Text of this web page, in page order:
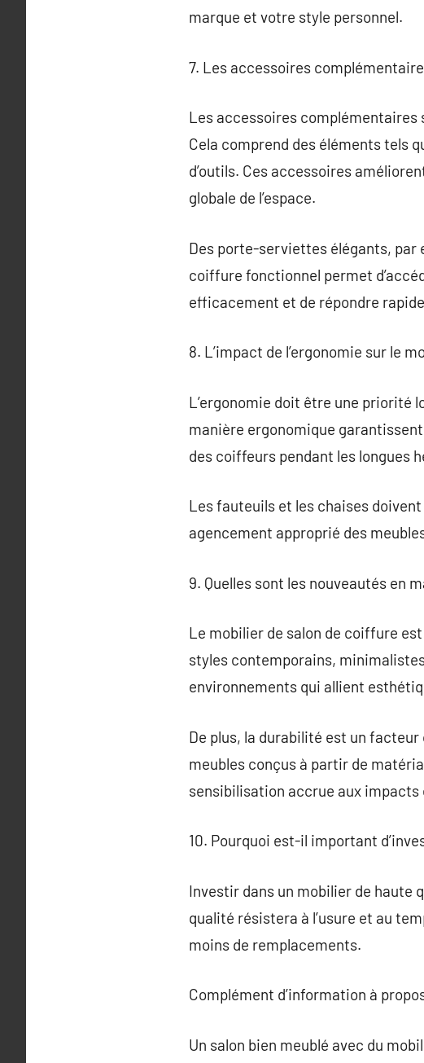
marque et votre style personnel.
7. Les accessoires
Les accessoires complémentaires
Cela comprend des éléments tels
d’outils. Ces accessoires
globale de l’espace.
Des porte-serviettes élégants, par
coiffure fonctionnel permet
efficacement et de répondre
8. L’impact de l’ergonomie sur le
L’ergonomie doit être une priorité
manière ergonomique
des coiffeurs pendant les longues
Les fauteuils et les chaises
agencement approprié des
9. Quelles sont les nouveautés en
Le mobilier de salon de coiffure
styles contemporains,
environnements qui allient
De plus, la durabilité est un
meubles conçus à partir de
sensibilisation accrue aux impacts
10. Pourquoi est-il important
Investir dans un mobilier de haute
qualité résistera à l’usure et au
moins de remplacements.
Complément d’information à
Un salon bien meublé avec du